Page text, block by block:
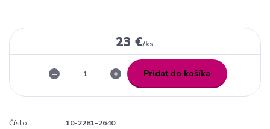
23 €/ks
Pridať do košíka
Číslo
10-2281-2640